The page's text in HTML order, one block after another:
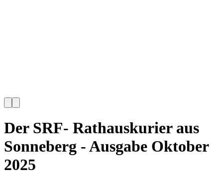
Der SRF- Rathauskurier aus
Sonneberg - Ausgabe Oktober
2025